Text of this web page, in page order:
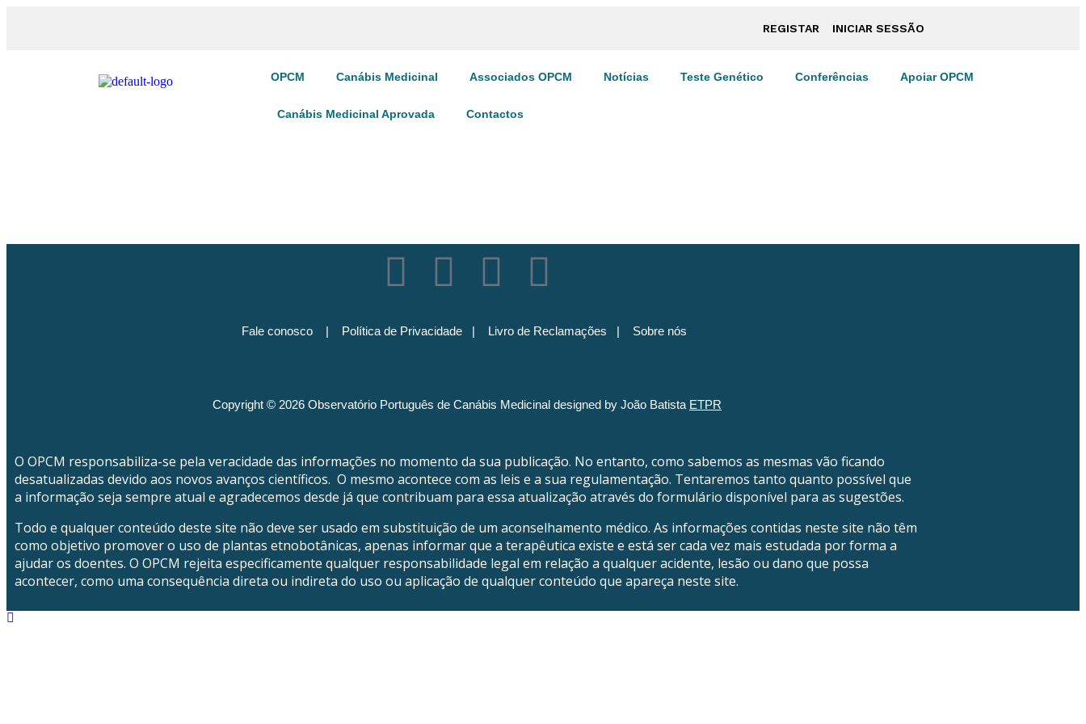
REGISTAR INICIAR SESSÃO
OPCM Canábis Medicinal Associados OPCM Notícias Teste Genético Conferências Apoiar OPCM
Canábis Medicinal Aprovada Contactos
Fale conosco| Política de Privacidade| Livro de Reclamações | Sobre nós
Copyright © 2026 Observatório Português de Canábis Medicinal designed by João Batista ETPR
O OPCM responsabiliza-se pela veracidade das informações no momento da sua publicação. No entanto, como sabemos as mesmas vão ficando
desatualizadas devido aos novos avanços científicos. O mesmo acontece com as leis e a sua regulamentação. Tentaremos tanto quanto possível que
a informação seja sempre atual e agradecemos desde já que contribuam para essa atualização através do formulário disponível para as sugestões.
Todo e qualquer conteúdo deste site não deve ser usado em substituição de um aconselhamento médico. As informações contidas neste site não têm
como objetivo promover o uso de plantas etnobotânicas, apenas informar que a terapêutica existe e está ser cada vez mais estudada por forma a
ajudar os doentes. O OPCM rejeita especificamente qualquer responsabilidade legal em relação a qualquer acidente, lesão ou dano que possa
acontecer, como uma consequência direta ou indireta do uso ou aplicação de qualquer conteúdo que apareça neste site.